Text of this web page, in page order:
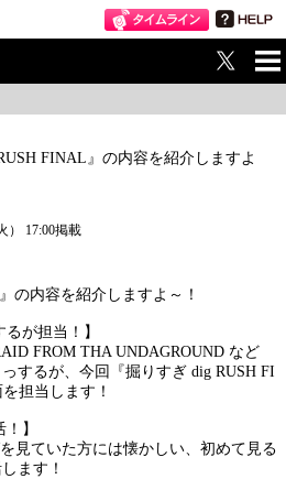
FINAL』の内容を紹介しますよ
） 17:00掲載
の内容を紹介しますよ～！
が担当！】
FROM THA UNDAGROUND など
するが、今回『掘りすぎ dig RUSH FI
担当します！
】
見ていた方には懐かしい、初めて見る
ます！